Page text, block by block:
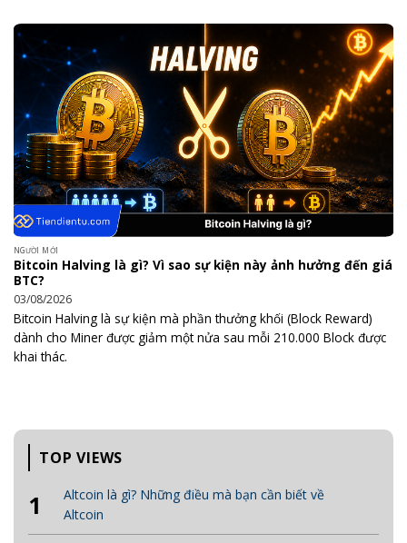
NGƯỜI MỚI
Bitcoin Halving là gì? Vì sao sự kiện này ảnh hưởng đến giá
BTC?
03/08/2026
Bitcoin Halving là sự kiện mà phần thưởng khối (Block Reward)
dành cho Miner được giảm một nửa sau mỗi 210.000 Block được
khai thác.
TOP VIEWS
1
Altcoin là gì? Những điều mà bạn cần biết về
Altcoin